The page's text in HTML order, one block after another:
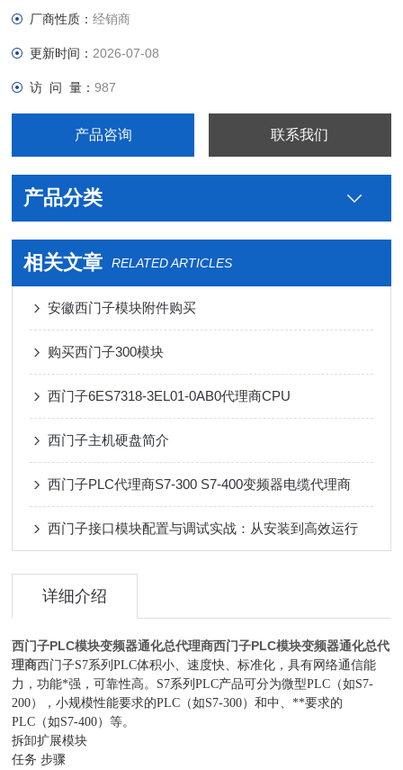
厂商性质：经销商
更新时间： 2026-07-08
访 问 量：987
产品咨询 联系我们
产品分类
相关文章 RELATED ARTICLES
安徽西门子模块附件购买
购买西门子300模块
西门子6ES7318-3EL01-0AB0代理商CPU
西门子主机硬盘简介
西门子PLC代理商S7-300 S7-400变频器电缆代理商
西门子接口模块配置与调试实战：从安装到高效运行
详细介绍
西门子PLC模块变频器通化总代理商西门子PLC模块变频器通化总代
理商西门子S7系列PLC体积小、速度快、标准化，具有网络通信能
力，功能*强，可靠性高。S7系列PLC产品可分为微型PLC（如S7-
200），小规模性能要求的PLC（如S7-300）和中、**要求的
PLC（如S7-400）等。
拆卸扩展模块
任务 步骤